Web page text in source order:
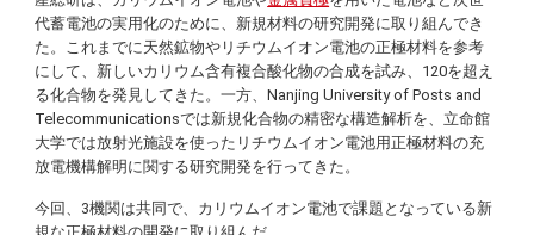
代蓄電池の実用化のために、新規材料の研究開発に取り組んでき
た。これまでに天然鉱物やリチウムイオン電池の正極材料を参考
にして、新しいカリウム含有複合酸化物の合成を試み、120を超え
る化合物を発見してきた。一方、Nanjing University of Posts and
Telecommunicationsでは新規化合物の精密な構造解析を、立命館
大学では放射光施設を使ったリチウムイオン電池用正極材料の充
放電機構解明に関する研究開発を行ってきた。
今回、3機関は共同で、カリウムイオン電池で課題となっている新